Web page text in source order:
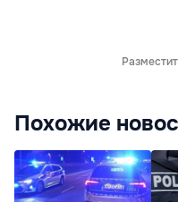
Похожие